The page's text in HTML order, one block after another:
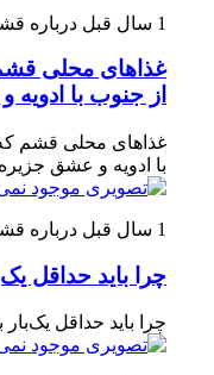
1 سال قبل درباره
غذاهای محلی
از جنوب با
غذاهای محلی قشم که
با ادویه و عشق
1 سال قبل درباره
چرا باید حداقل
چرا باید حداقل